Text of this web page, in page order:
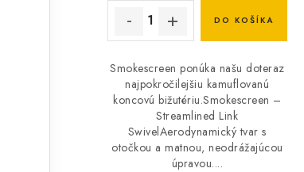
DO KOŠÍKA
Smokescreen ponúka našu doteraz
najpokročilejšiu kamuflovanú
koncovú bižutériu.Smokescreen –
Streamlined Link
SwivelAerodynamický tvar s
otočkou a matnou, neodrážajúcou
úpravou....